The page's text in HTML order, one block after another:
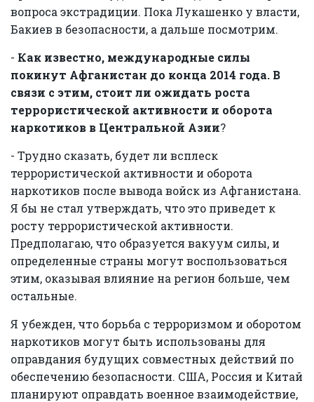
вопроса экстрадиции. Пока Лукашенко у власти,
Бакиев в безопасности, а дальше посмотрим.
- Как известно, международные силы
покинут Афганистан до конца 2014 года. В
связи с этим, стоит ли ожидать роста
террористической активности и оборота
наркотиков в Центральной Азии?
- Трудно сказать, будет ли всплеск
террористической активности и оборота
наркотиков после вывода войск из Афганистана.
Я бы не стал утверждать, что это приведет к
росту террористической активности.
Предполагаю, что образуется вакуум силы, и
определенные страны могут воспользоваться
этим, оказывая влияние на регион больше, чем
остальные.
Я убежден, что борьба с терроризмом и оборотом
наркотиков могут быть использованы для
оправдания будущих совместных действий по
обеспечению безопасности. США, Россия и Китай
планируют оправдать военное взаимодействие,